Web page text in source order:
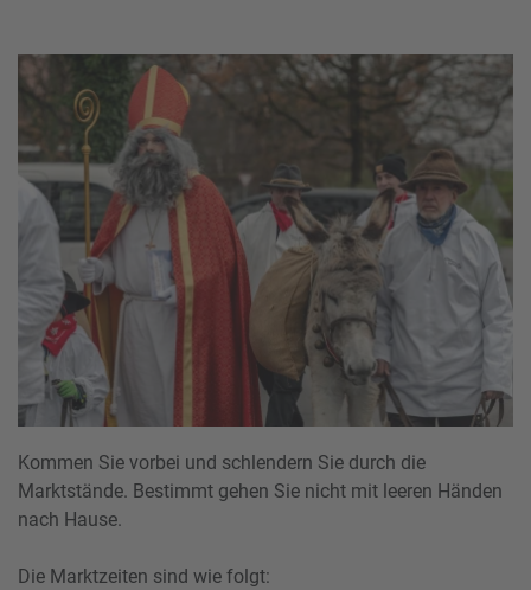
Kommen Sie vorbei und schlendern Sie durch die
Marktstände. Bestimmt gehen Sie nicht mit leeren Händen
nach Hause.
Die Marktzeiten sind wie folgt: